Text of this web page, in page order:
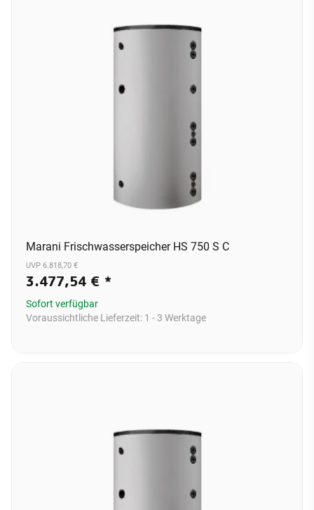
Marani Frischwasserspeicher HS 750 S C
UVP 6.818,70 €
3.477,54 € *
Sofort verfügbar
Voraussichtliche Lieferzeit: 1 - 3 Werktage